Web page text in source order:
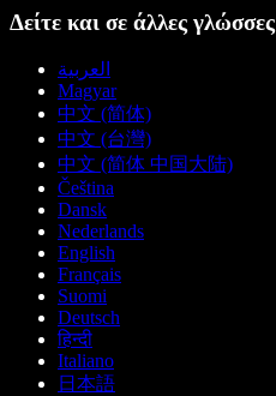
Δείτε και σε άλλες γλώσσες
العربية
Magyar
中文 (简体)
中文 (台灣)
中文 (简体 中国大陆)
Čeština
Dansk
Nederlands
English
Français
Suomi
Deutsch
हिन्दी
Italiano
日本語